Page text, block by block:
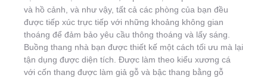
và hồ cảnh, và như vậy, tất cả các phòng của bạn đều
được tiếp xúc trực tiếp với những khoảng không gian
thoáng để đảm bảo yêu cầu thông thoáng và lấy sáng.
Buồng thang nhà bạn được thiết kế một cách tối ưu mà lại
tận dụng được diện tích. Được làm theo kiểu xương cá
với cốn thang được làm giả gỗ và bậc thang bằng gỗ